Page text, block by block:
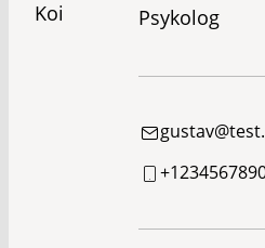
Psykolog